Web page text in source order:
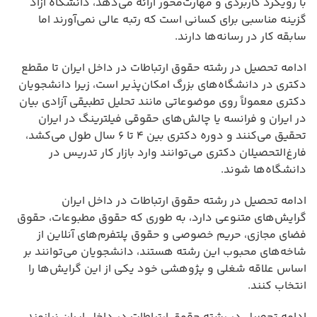
گزینه مناسبی برای کسانی است که رتبه عالی نمی‌آورند اما
سابقه کار در رسانه‌ها دارند.
ادامه تحصیل در رشته حقوق ارتباطات در داخل ایران تا مقطع
دکتری در دانشگاه‌های بزرگ امکان‌پذیر است، زیرا دانشجویان
دکتری معمولاً روی موضوعاتی مانند تحلیل تطبیقی آزادی بیان
در ایران و فرانسه یا چالش‌های حقوقی فیلترینگ در ایران
تحقیق می‌کنند و دوره دکتری بین ۴ تا ۶ سال طول می‌کشد،
فارغ‌التحصیلان دکتری می‌توانند وارد بازار کار تدریس در
دانشگاه‌ها شوند.
ادامه تحصیل در رشته حقوق ارتباطات در داخل ایران
گرایش‌های متنوعی دارد، به طوری که حقوق مطبوعات، حقوق
فضای مجازی، حریم خصوصی و حقوق پلتفرم‌های آنلاین از
شاخه‌های محبوب این رشته هستند، دانشجویان می‌توانند بر
اساس علاقه شغلی و پژوهشی خود یکی از این گرایش‌ها را
انتخاب کنند.